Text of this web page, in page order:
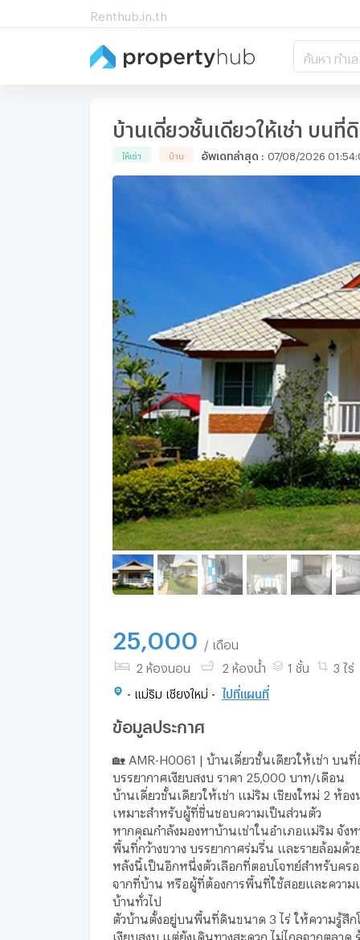
Renthub.in.th
ค้นหา ทำเ
บ้านเดี่ยวชั้นเดียวให้เช่า บนที่
ให้เช่า บ้าน อัพเดทล่าสุด : 07/08/2026
25,000 / เดือน
2 ห้องนอน 2 ห้องน้ำ 1 ชั้น 3 ไร่
- แม่ริม เชียงใหม่ - ไปที่แผนที่
ข้อมูลประกาศ
🏡 AMR-H0061 | บ้านเดี่ยวชั้นเดียวให้เช่า บนที่
บรรยากาศเงียบสงบ ราคา 25,000 บาท/เดือน
บ้านเดี่ยวชั้นเดียวให้เช่า แม่ริม เชียงใหม่ 2 ห้อ
เหมาะสำหรับผู้ที่ชื่นชอบความเป็นส่วนตัว
หากคุณกำลังมองหาบ้านเช่าในอำเภอแม่ริม จัง
พื้นที่กว้างขวาง บรรยากาศร่มรื่น และรายล้อมด้ว
หลังนี้เป็นอีกหนึ่งตัวเลือกที่ตอบโจทย์สำหรับคร
จากที่บ้าน หรือผู้ที่ต้องการพื้นที่ใช้สอยและความ
บ้านทั่วไป
ตัวบ้านตั้งอยู่บนพื้นที่ดินขนาด 3 ไร่ ให้ความรู้สึกโ
เงียบสงบ แต่ยังเดินทางสะดวก ไม่ไกลจากตลาด